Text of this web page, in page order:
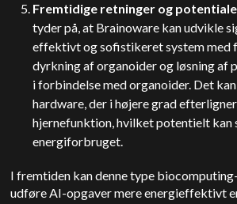
Fremtidige retninger og potentiale
tyder på, at Brainoware kan udvikle
effektivt og sofistikeret system med
dyrkning af organoider og løsning af
i forbindelse med organoider. Det
hardware, der i højere grad
hjernefunktion, hvilket potentielt kan
energiforbruget.
I fremtiden kan denne type
udføre AI-opgaver mere energieffektivt